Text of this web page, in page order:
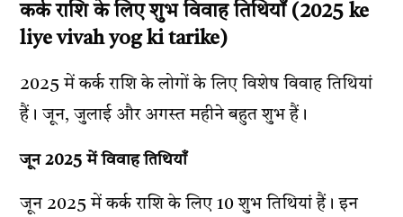
कर्क राशि के लिए शुभ विवाह तिथियाँ (2025 ke
liye vivah yog ki tarike)
2025 में कर्क राशि के लोगों के लिए विशेष विवाह तिथियां
हैं। जून, जुलाई और अगस्त महीने बहुत शुभ हैं।
जून 2025 में विवाह तिथियाँ
जून 2025 में कर्क राशि के लिए 10 शुभ तिथियां हैं। इन